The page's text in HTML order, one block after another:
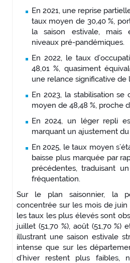
En 2021, une reprise
taux moyen de 30,40 %,
la saison estivale, mais
niveaux pré-pandémiques.
En 2022, le taux
48,01 %, quasiment
une relance significative de
En 2023, la stabilisation
moyen de 48,48 %, proche
En 2024, un léger repli
marquant un ajustement
En 2025, le taux moyen
baisse plus marquée par
précédentes, traduisant
fréquentation.
Sur le plan saisonnier, la
concentrée sur les mois de juin
les taux les plus élevés sont
juillet (51,70 %), août (51,70 %)
illustrant une saison estivale
intense que sur les
d’hiver restent plus faibles,